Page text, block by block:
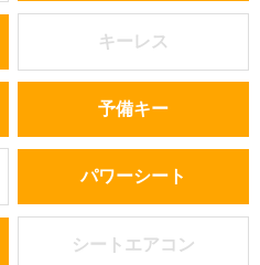
キーレス
予備キー
パワーシート
シートエアコン